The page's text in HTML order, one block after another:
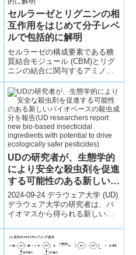
遮断周波数を達成。
セルラーゼとリグニンの相
互作用をはじめて分子レベ
ルで包括的に解明
セルラーゼの構成要素である糖
質結合モジュール (CBM)とリグ
ニンの結合に関与するアミノ酸
を包括的にNMR（核磁気共鳴）
で解析したはじめての研究であ
り、リグニンにより阻害を受け
にくい酵素の開発、バイオマス
前処理法の開発につながる成
果。
UDの研究者が、生態学的
により安全な殺虫剤を促進
する可能性のある新しいバ
イオベースの殺虫成分を報
告(UD researchers report
new bio-based
insecticidal ingredients
with potential to drive
ecologically safer
2024-09-24 デラウェア大学 (UD)
デラウェア大学の研究者は、バ
イオマスから得られる新しい生
能...